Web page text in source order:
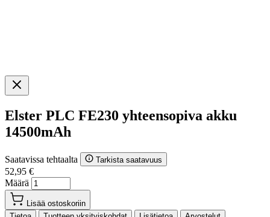
Elster PLC FE230 yhteensopiva akku
14500mAh
Saatavissa tehtaalta Tarkista saatavuus
52,95 €
Määrä
Lisää ostoskoriin